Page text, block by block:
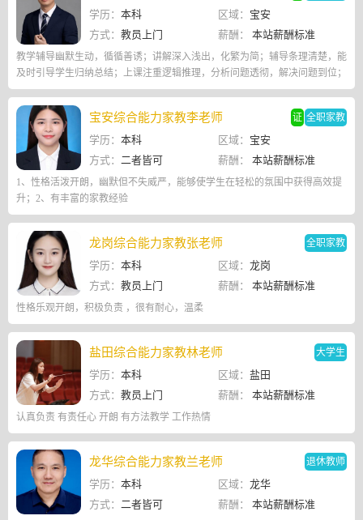
学历： 本科 区域： 宝安
方式： 教员上门 薪酬： 本站薪酬标准
教学辅导幽默生动，循循善诱；讲解深入浅出，化繁为简；辅导条理清楚，能
及时引导学生归纳总结；上课注重逻辑推理，分析问题透彻，解决问题到位；
重视培养学生的学习习惯和思维能力，家长十分肯定。
宝安综合能力家教李老师 证 全职家教
学历： 本科 区域： 宝安
方式： 二者皆可 薪酬： 本站薪酬标准
1、性格活泼开朗，幽默但不失威严，能够使学生在轻松的氛围中获得高效提
升；2、有丰富的家教经验
龙岗综合能力家教张老师 全职家教
学历： 本科 区域： 龙岗
方式： 教员上门 薪酬： 本站薪酬标准
性格乐观开朗，积极负责 ，很有耐心，温柔
盐田综合能力家教林老师 大学生
学历： 本科 区域： 盐田
方式： 教员上门 薪酬： 本站薪酬标准
认真负责 有责任心 开朗 有方法教学 工作热情
龙华综合能力家教兰老师 退休教师
学历： 本科 区域： 龙华
方式： 二者皆可 薪酬： 本站薪酬标准